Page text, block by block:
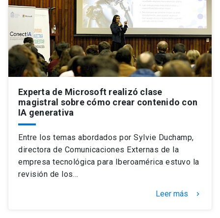
Experta de Microsoft realizó clase
magistral sobre cómo crear contenido con
IA generativa
Entre los temas abordados por Sylvie Duchamp,
directora de Comunicaciones Externas de la
empresa tecnológica para Iberoamérica estuvo la
revisión de los…
Leer más keyboard_arrow_right